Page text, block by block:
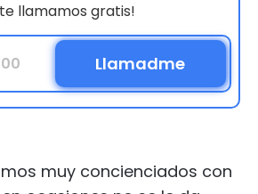
llamamos gratis!
muy concienciados con